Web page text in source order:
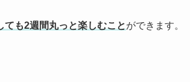
も2週間丸っと楽しむことができます。